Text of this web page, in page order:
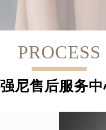
PROCESS
尼售后服务